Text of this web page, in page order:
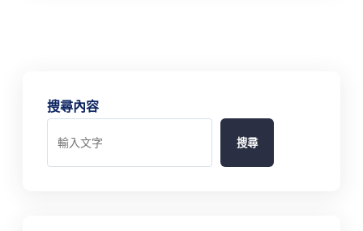
搜尋內容
搜尋